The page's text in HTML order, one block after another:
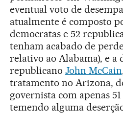
eventual voto de
atualmente é composto
democratas e 52
tenham acabado de
relativo ao Alabama), e a
republicano John McCain
tratamento no Arizona,
governista com apenas
temendo alguma